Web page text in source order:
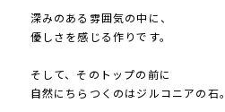
深みのある雰囲気の中に、
優しさを感じる作りです。
そして、そのトップの前に
自然にちらつくのはジルコニアの石。